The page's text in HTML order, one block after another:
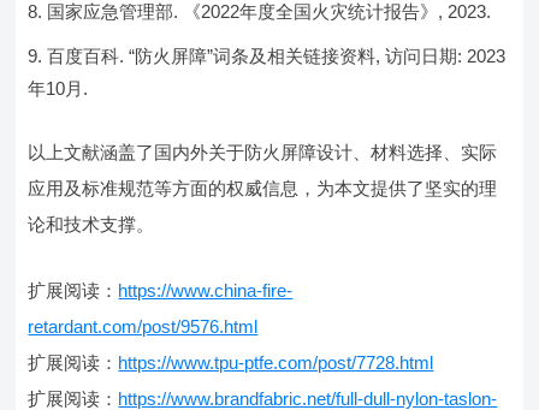
国家应急管理部. 《2022年度全国火灾统计报告》, 2023.
百度百科. “防火屏障”词条及相关链接资料, 访问日期: 2023
年10月.
以上文献涵盖了国内外关于防火屏障设计、材料选择、实际
应用及标准规范等方面的权威信息，为本文提供了坚实的理
论和技术支撑。
扩展阅读： https://www.china-fire-
retardant.com/post/9576.html
扩展阅读： https://www.tpu-ptfe.com/post/7728.html
扩展阅读： https://www.brandfabric.net/full-dull-nylon-taslon-